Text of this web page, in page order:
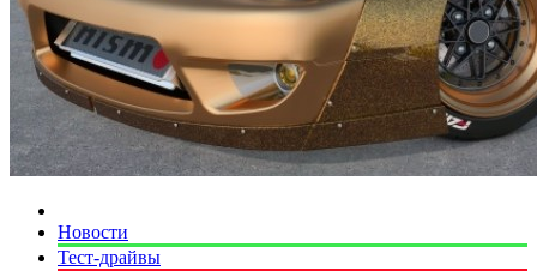
Новости
Тест-драйвы